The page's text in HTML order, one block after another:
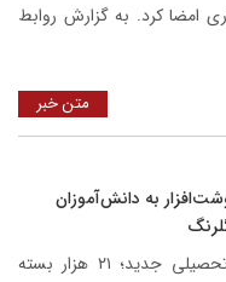
امضا کرد. به گزارش روابط
متن خبر
نوشت‌افزار به دانش‌آموزان
به مناسبت آغاز سال تحصیلی جدید؛ ۲۱ هزار بسته‌